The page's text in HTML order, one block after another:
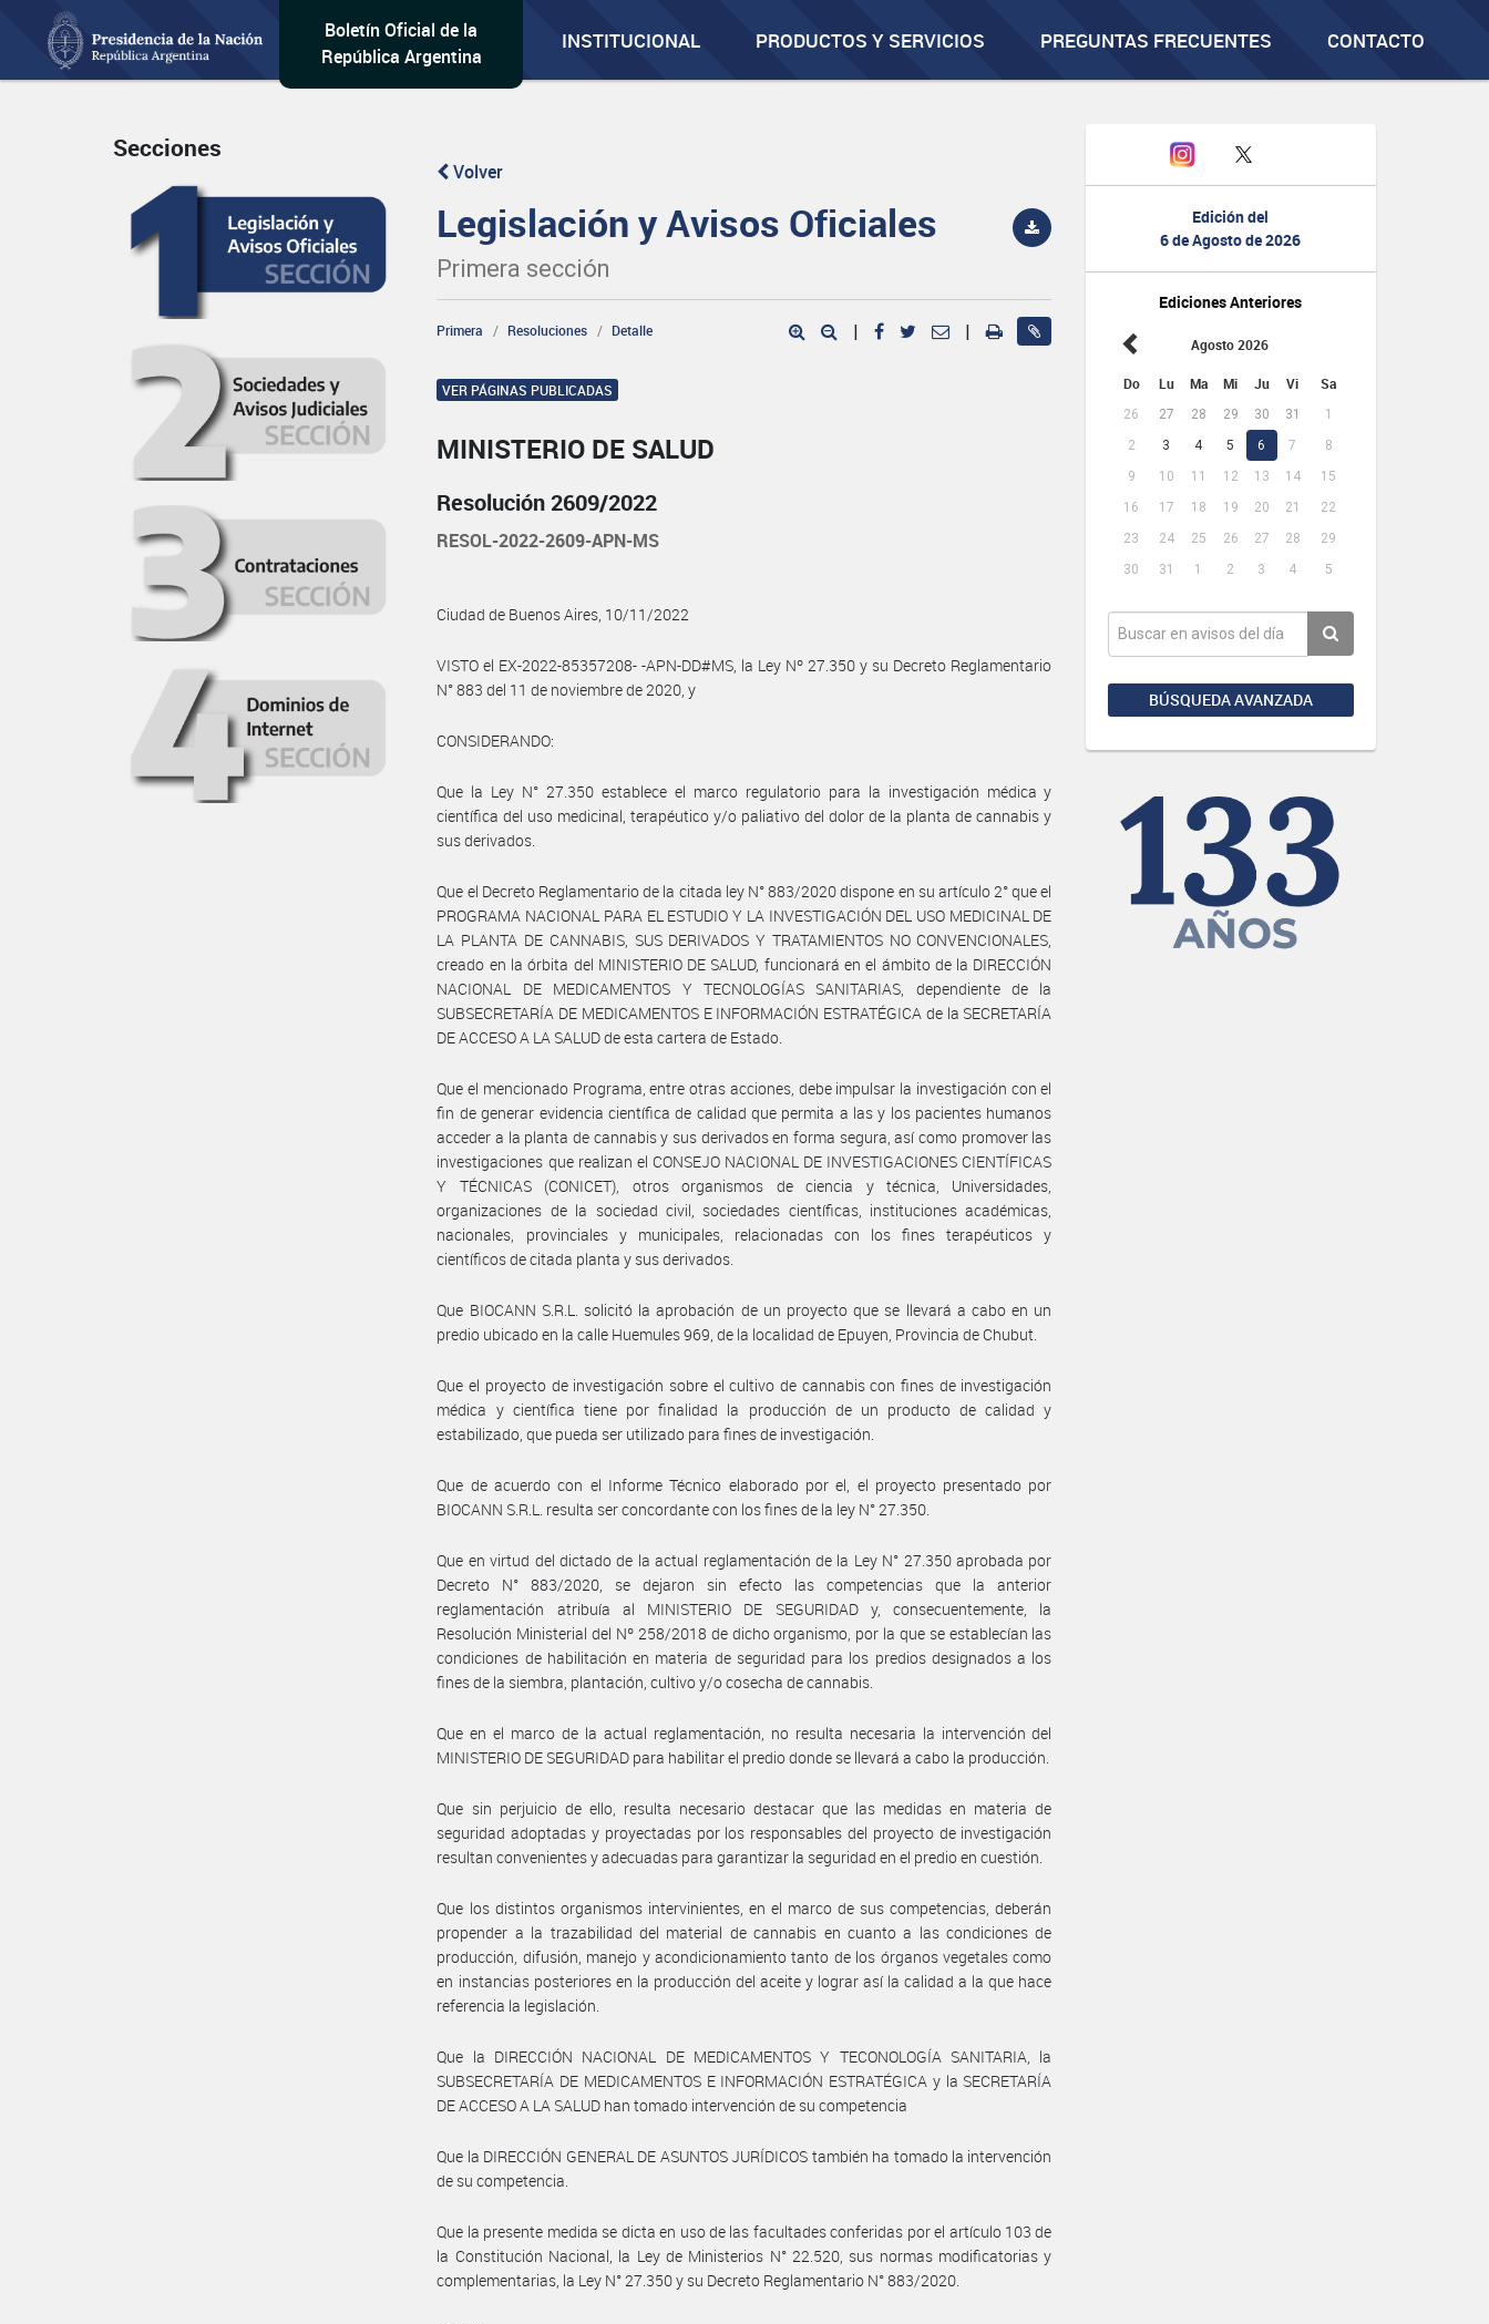
Boletín Oficial de la
República Argentina
INSTITUCIONAL PRODUCTOS Y SERVICIOS PREGUNTAS FRECUENTES CONTACTO
Edición del
6 de Agosto de 2026
Ediciones Anteriores
Agosto 2026
Do Lu Ma Mi Ju Vi Sa
26 27 28 29 30 31
1
2
3 4 5 6 7
8
9
10 11 12 13 14
15
16
17 18 19 20 21
22
23
24 25 26 27 28
29
30
31 1 2 3 4 5
BÚSQUEDA AVANZADA
Secciones
Volver
Legislación y Avisos Oficiales
Primera sección
Primera Resoluciones Detalle | |
VER PÁGINAS PUBLICADAS
MINISTERIO DE SALUD
Resolución 2609/2022
RESOL-2022-2609-APN-MS
Ciudad de Buenos Aires, 10/11/2022
VISTO el EX-2022-85357208- -APN-DD#MS, la Ley Nº 27.350 y su Decreto Reglamentario
N° 883 del 11 de noviembre de 2020, y
CONSIDERANDO:
Que la Ley N° 27.350 establece el marco regulatorio para la investigación médica y
científica del uso medicinal, terapéutico y/o paliativo del dolor de la planta de cannabis y
sus derivados.
Que el Decreto Reglamentario de la citada ley N° 883/2020 dispone en su artículo 2° que el
PROGRAMA NACIONAL PARA EL ESTUDIO Y LA INVESTIGACIÓN DEL USO MEDICINAL DE
LA PLANTA DE CANNABIS, SUS DERIVADOS Y TRATAMIENTOS NO CONVENCIONALES,
creado en la órbita del MINISTERIO DE SALUD, funcionará en el ámbito de la DIRECCIÓN
NACIONAL DE MEDICAMENTOS Y TECNOLOGÍAS SANITARIAS, dependiente de la
SUBSECRETARÍA DE MEDICAMENTOS E INFORMACIÓN ESTRATÉGICA de la SECRETARÍA
DE ACCESO A LA SALUD de esta cartera de Estado.
Que el mencionado Programa, entre otras acciones, debe impulsar la investigación con el
fin de generar evidencia científica de calidad que permita a las y los pacientes humanos
acceder a la planta de cannabis y sus derivados en forma segura, así como promover las
investigaciones que realizan el CONSEJO NACIONAL DE INVESTIGACIONES CIENTÍFICAS
Y TÉCNICAS (CONICET), otros organismos de ciencia y técnica, Universidades,
organizaciones de la sociedad civil, sociedades científicas, instituciones académicas,
nacionales, provinciales y municipales, relacionadas con los fines terapéuticos y
científicos de citada planta y sus derivados.
Que BIOCANN S.R.L. solicitó la aprobación de un proyecto que se llevará a cabo en un
predio ubicado en la calle Huemules 969, de la localidad de Epuyen, Provincia de Chubut.
Que el proyecto de investigación sobre el cultivo de cannabis con fines de investigación
médica y científica tiene por finalidad la producción de un producto de calidad y
estabilizado, que pueda ser utilizado para fines de investigación.
Que de acuerdo con el Informe Técnico elaborado por el, el proyecto presentado por
BIOCANN S.R.L. resulta ser concordante con los fines de la ley N° 27.350.
Que en virtud del dictado de la actual reglamentación de la Ley N° 27.350 aprobada por
Decreto N° 883/2020, se dejaron sin efecto las competencias que la anterior
reglamentación atribuía al MINISTERIO DE SEGURIDAD y, consecuentemente, la
Resolución Ministerial del Nº 258/2018 de dicho organismo, por la que se establecían las
condiciones de habilitación en materia de seguridad para los predios designados a los
fines de la siembra, plantación, cultivo y/o cosecha de cannabis.
Que en el marco de la actual reglamentación, no resulta necesaria la intervención del
MINISTERIO DE SEGURIDAD para habilitar el predio donde se llevará a cabo la producción.
Que sin perjuicio de ello, resulta necesario destacar que las medidas en materia de
seguridad adoptadas y proyectadas por los responsables del proyecto de investigación
resultan convenientes y adecuadas para garantizar la seguridad en el predio en cuestión.
Que los distintos organismos intervinientes, en el marco de sus competencias, deberán
propender a la trazabilidad del material de cannabis en cuanto a las condiciones de
producción, difusión, manejo y acondicionamiento tanto de los órganos vegetales como
en instancias posteriores en la producción del aceite y lograr así la calidad a la que hace
referencia la legislación.
Que la DIRECCIÓN NACIONAL DE MEDICAMENTOS Y TECONOLOGÍA SANITARIA, la
SUBSECRETARÍA DE MEDICAMENTOS E INFORMACIÓN ESTRATÉGICA y la SECRETARÍA
DE ACCESO A LA SALUD han tomado intervención de su competencia
Que la DIRECCIÓN GENERAL DE ASUNTOS JURÍDICOS también ha tomado la intervención
de su competencia.
Que la presente medida se dicta en uso de las facultades conferidas por el artículo 103 de
la Constitución Nacional, la Ley de Ministerios N° 22.520, sus normas modificatorias y
complementarias, la Ley N° 27.350 y su Decreto Reglamentario N° 883/2020.